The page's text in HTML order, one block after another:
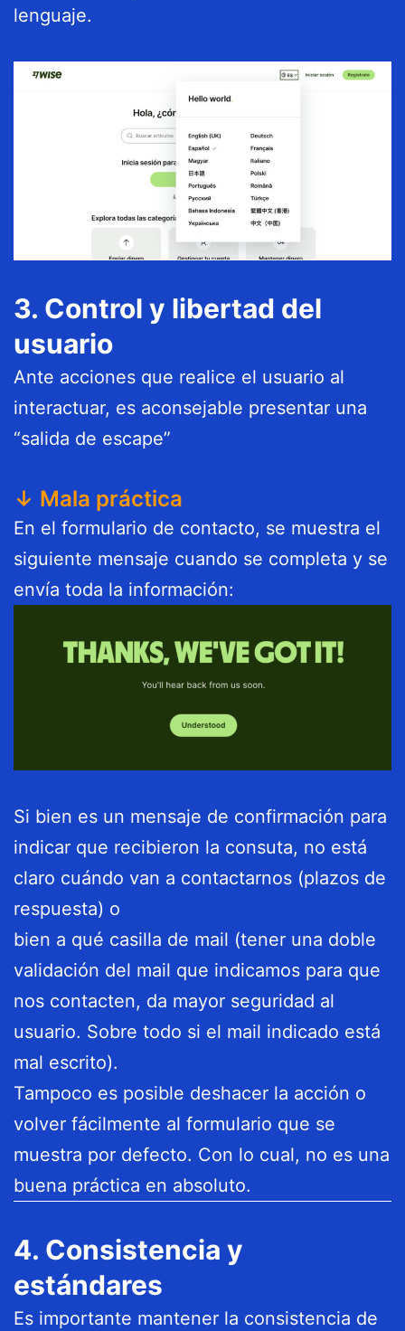
lenguaje.
3. Control y libertad del
usuario
Ante acciones que realice el usuario al
interactuar, es aconsejable presentar una
“salida de escape”
↓ Mala práctica
En el formulario de contacto, se muestra el
siguiente mensaje cuando se completa y se
envía toda la información:
Si bien es un mensaje de confirmación para
indicar que recibieron la consuta, no está
claro cuándo van a contactarnos (plazos de
respuesta) o
bien a qué casilla de mail (tener una doble
validación del mail que indicamos para que
nos contacten, da mayor seguridad al
usuario. Sobre todo si el mail indicado está
mal escrito).
Tampoco es posible deshacer la acción o
volver fácilmente al formulario que se
muestra por defecto. Con lo cual, no es una
buena práctica en absoluto.
4. Consistencia y
estándares
Es importante mantener la consistencia de